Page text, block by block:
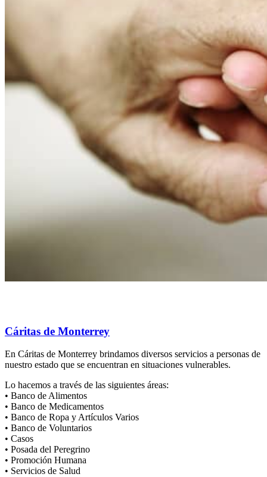
Cáritas de Monterrey
En Cáritas de Monterrey brindamos diversos servicios a personas de
nuestro estado que se encuentran en situaciones vulnerables.
Lo hacemos a través de las siguientes áreas:
• Banco de Alimentos
• Banco de Medicamentos
• Banco de Ropa y Artículos Varios
• Banco de Voluntarios
• Casos
• Posada del Peregrino
• Promoción Humana
• Servicios de Salud